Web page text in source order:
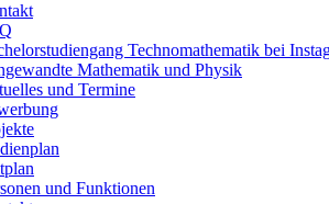
Technomathematik bei
Mathematik und Physik
und Termine
und Funktionen